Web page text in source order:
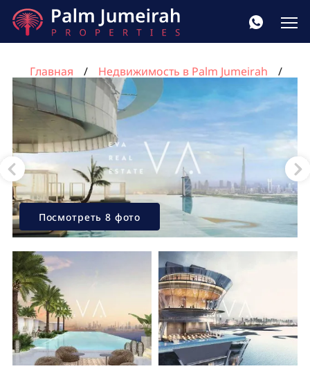
Главная
Недвижимость в Palm Jumeirah
Квартира с 1 спальней в Пальма Джумейра, Дубай,
ОАЭ №684
Посмотреть 8 фото